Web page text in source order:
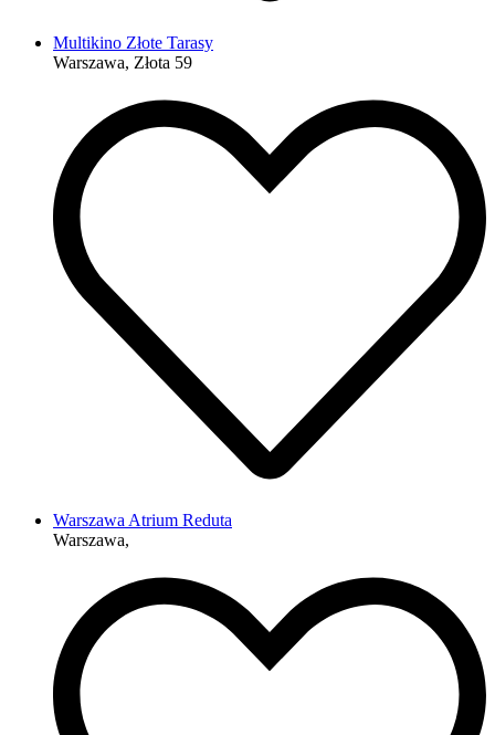
Multikino Złote Tarasy
Warszawa, Złota 59
Warszawa Atrium Reduta
Warszawa,